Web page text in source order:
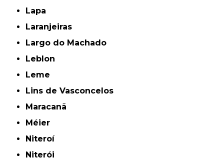
Lapa
Laranjeiras
Largo do Machado
Leblon
Leme
Lins de Vasconcelos
Maracanã
Méier
Niteroí
Niterói